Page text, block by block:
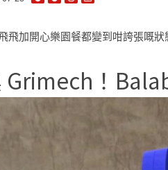
飛加開心樂園餐都變到咁誇張嘅
Grimech！